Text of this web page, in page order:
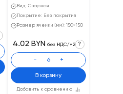
Вид: Сварная
Покрытие: Без покрытия
Размер ячейки (мм): 150×150
Добавить к сравнению
4.02 BYN без НДС/м2 ?
- +
В корзину